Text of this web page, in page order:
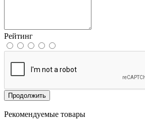
Рейтинг
Продолжить
Рекомендуемые товары